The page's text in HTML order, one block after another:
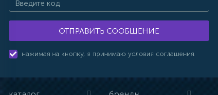
ОТПРАВИТЬ СООБЩЕНИЕ
нажимая на кнопку, я принимаю условия соглашения.